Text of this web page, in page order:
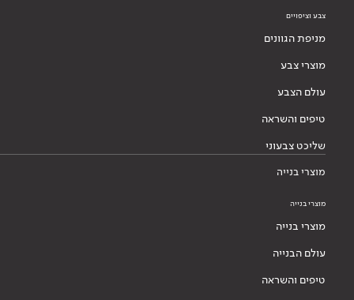
צבע וציפויים
מניפת הגוונים
מוצרי צבע
עולם הצבע
טיפים והשראה
שליכט צבעוני
מוצרי בנייה
מוצרי בנייה
מוצרי בנייה
עולם הבנייה
טיפים והשראה